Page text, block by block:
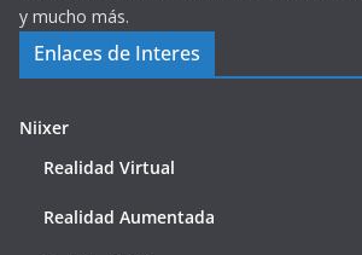
y mucho más.
Enlaces de Interes
Niixer
Realidad Virtual
Realidad Aumentada